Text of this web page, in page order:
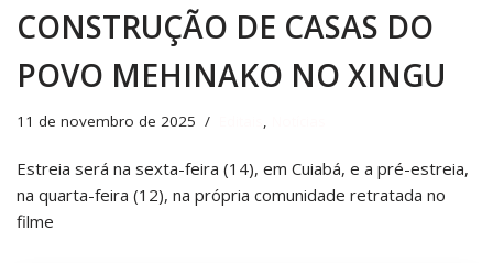
CONSTRUÇÃO DE CASAS DO
POVO MEHINAKO NO XINGU
11 de novembro de 2025 ,
Estreia será na sexta-feira (14), em Cuiabá, e a pré-estreia,
na quarta-feira (12), na própria comunidade retratada no
filme